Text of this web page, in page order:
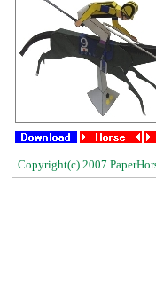
Copyright(c) 2007